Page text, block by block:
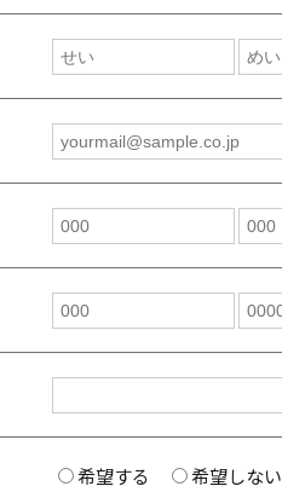
希望する 希望しない